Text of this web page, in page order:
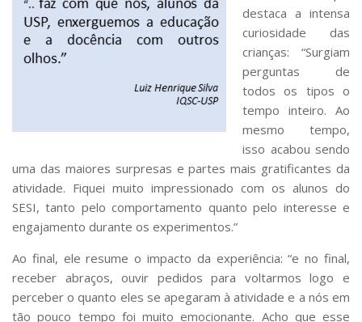
destaca a intensa
curiosidade das
crianças: “Surgiam
perguntas de
todos os tipos o
tempo inteiro. Ao
mesmo tempo,
isso acabou sendo
uma das maiores surpresas e partes mais gratificantes da
atividade. Fiquei muito impressionado com os alunos do
SESI, tanto pelo comportamento quanto pelo interesse e
engajamento durante os experimentos.”
Ao final, ele resume o impacto da experiência: “e no final,
receber abraços, ouvir pedidos para voltarmos logo e
perceber o quanto eles se apegaram à atividade e a nós em
tão pouco tempo foi muito emocionante. Acho que esse